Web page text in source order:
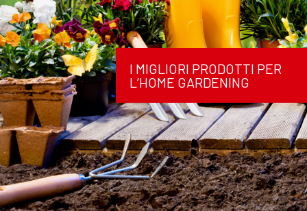
I MIGLIORI PRODOTTI PER
L’HOME GARDENING